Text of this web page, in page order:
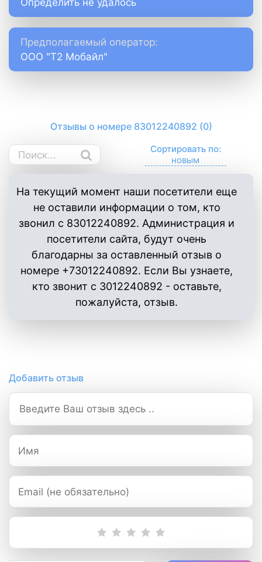
Определить не удалось
Предполагаемый оператор:
ООО "Т2 Мобайл"
Отзывы о номере 83012240892 (0)
Сортировать по:
На текущий момент наши посетители еще
не оставили информации о том, кто
звонил с 83012240892. Администрация и
посетители сайта, будут очень
благодарны за оставленный отзыв о
номере +73012240892. Если Вы узнаете,
кто звонит с 3012240892 - оставьте,
пожалуйста, отзыв.
Добавить отзыв